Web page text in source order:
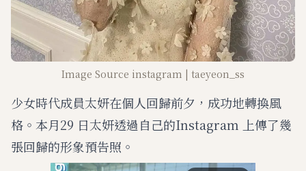
Image Source instagram | taeyeon_ss
少女時代成員太妍在個人回歸前夕，成功地轉換風
格。本月29 日太妍透過自己的Instagram 上傳了幾
張回歸的形象預告照。